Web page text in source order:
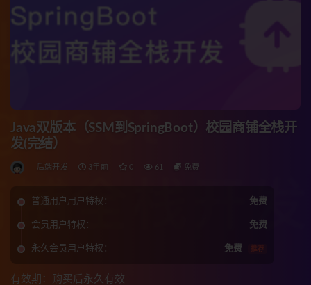
Java双版本（SSM到SpringBoot）校园商铺全栈开
发(完结）
后端开发 3年前 0 61 免费
普通用户用户特权： 免费
会员用户特权： 免费
永久会员用户特权： 免费 推荐
有效期：购买后永久有效